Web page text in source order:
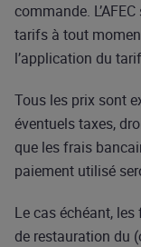
commande.
tarifs à tout
l’application du
Tous les prix sont
éventuels taxes,
que les frais
paiement utilisé
Le cas échéant, les
de restauration du